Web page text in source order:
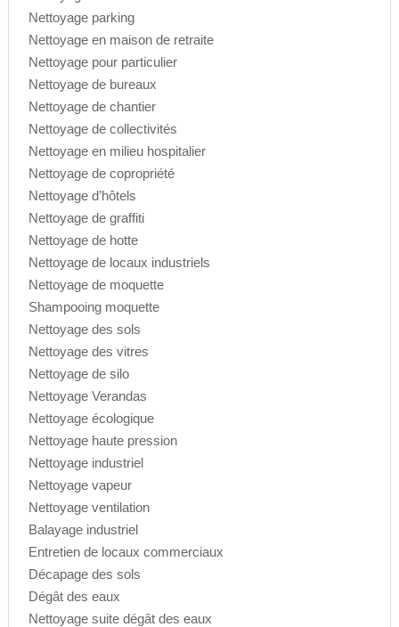
Nettoyage parking
Nettoyage en maison de retraite
Nettoyage pour particulier
Nettoyage de bureaux
Nettoyage de chantier
Nettoyage de collectivités
Nettoyage en milieu hospitalier
Nettoyage de copropriété
Nettoyage d’hôtels
Nettoyage de graffiti
Nettoyage de hotte
Nettoyage de locaux industriels
Nettoyage de moquette
Shampooing moquette
Nettoyage des sols
Nettoyage des vitres
Nettoyage de silo
Nettoyage Verandas
Nettoyage écologique
Nettoyage haute pression
Nettoyage industriel
Nettoyage vapeur
Nettoyage ventilation
Balayage industriel
Entretien de locaux commerciaux
Décapage des sols
Dégât des eaux
Nettoyage suite dégât des eaux